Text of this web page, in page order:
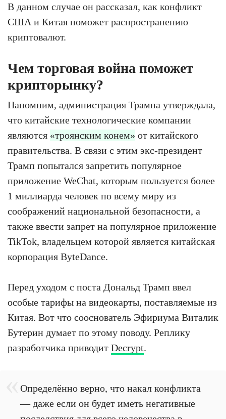
В данном случае он рассказал, как конфликт
США и Китая поможет распространению
криптовалют.
Чем торговая война поможет
крипторынку?
Напомним, администрация Трампа утверждала,
что китайские технологические компании
являются «троянским конем» от китайского
правительства. В связи с этим экс-президент
Трамп попытался запретить популярное
приложение WeChat, которым пользуется более
1 миллиарда человек по всему миру из
соображений национальной безопасности, а
также ввести запрет на популярное приложение
TikTok, владельцем которой является китайская
корпорация ByteDance.
Перед уходом с поста Дональд Трамп ввел
особые тарифы на видеокарты, поставляемые из
Китая. Вот что сооснователь Эфириума Виталик
Бутерин думает по этому поводу. Реплику
разработчика приводит Decrypt.
Определённо верно, что накал конфликта
— даже если он будет иметь негативные